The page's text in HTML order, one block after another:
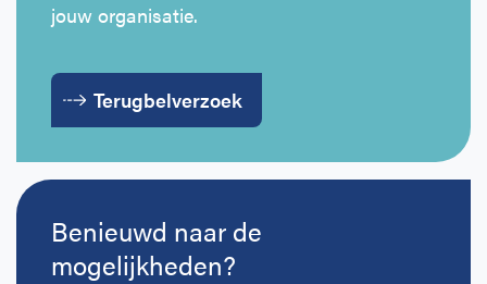
jouw organisatie.
Terugbelverzoek
Benieuwd naar de
mogelijkheden?